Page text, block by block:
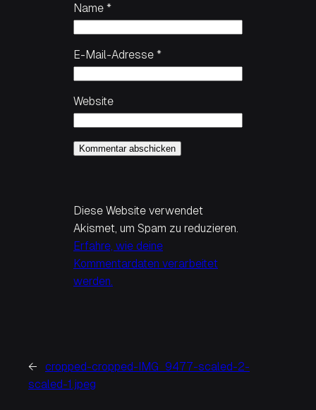
Name *
E-Mail-Adresse *
Website
Diese Website verwendet
Akismet, um Spam zu reduzieren.
Erfahre, wie deine
Kommentardaten verarbeitet
werden.
←
cropped-cropped-IMG_9477-scaled-2-
scaled-1.jpeg